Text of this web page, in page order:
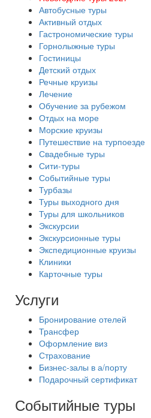
Автобусные туры
Активный отдых
Гастрономические туры
Горнолыжные туры
Гостиницы
Детский отдых
Речные круизы
Лечение
Обучение за рубежом
Отдых на море
Морские круизы
Путешествие на турпоезде
Свадебные туры
Сити-туры
Событийные туры
Турбазы
Туры выходного дня
Туры для школьников
Экскурсии
Экскурсионные туры
Экспедиционные круизы
Клиники
Карточные туры
Услуги
Бронирование отелей
Трансфер
Оформление виз
Страхование
Бизнес-залы в а/порту
Подарочный сертификат
Событийные туры